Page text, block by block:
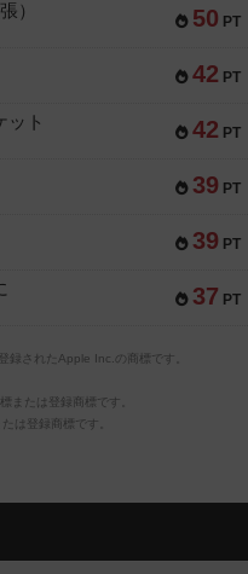
50 PT
）
42 PT
42 PT
ト
39 PT
39 PT
37 PT
録されたApple Inc.の商標です。
または登録商標です。
は登録商標です。